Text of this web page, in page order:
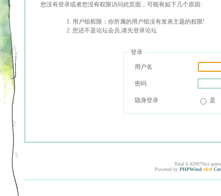
您没有登录或者您没有权限访问此页面，可能有如下几个原因:
用户组权限：你所属的用户组没有发表主题的权限!
您还不是论坛会员,请先登录论坛
登录
用户名
密码
隐身登录 是
Total 0.420979(s)
Powered by PHPWind v6.0